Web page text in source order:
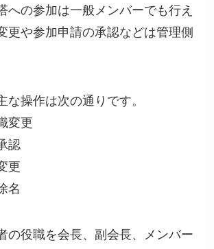
への参加は一般メンバーでも行え
更や参加申請の承認などは管理側
な操作は次の通りです。
変更
認
更
名
の役職を会長、副会長、メンバー